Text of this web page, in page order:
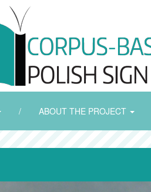
/ ABOUT THE PROJECT